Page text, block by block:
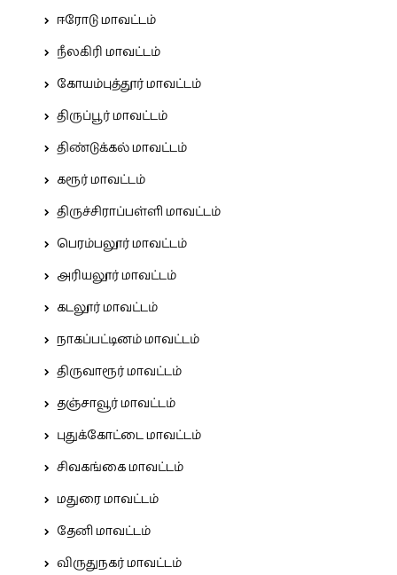
ஈரோடு மாவட்டம்
நீலகிரி மாவட்டம்
கோயம்புத்தூர் மாவட்டம்
திருப்பூர் மாவட்டம்
திண்டுக்கல் மாவட்டம்
கரூர் மாவட்டம்
திருச்சிராப்பள்ளி மாவட்டம்
பெரம்பலூர் மாவட்டம்
அரியலூர் மாவட்டம்
கடலூர் மாவட்டம்
நாகப்பட்டினம் மாவட்டம்
திருவாரூர் மாவட்டம்
தஞ்சாவூர் மாவட்டம்
புதுக்கோட்டை மாவட்டம்
சிவகங்கை மாவட்டம்
மதுரை மாவட்டம்
தேனி மாவட்டம்
விருதுநகர் மாவட்டம்